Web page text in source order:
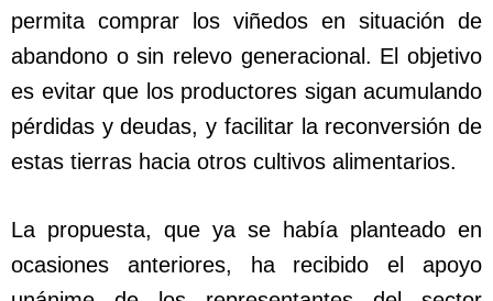
permita comprar los viñedos en situación de
abandono o sin relevo generacional. El objetivo
es evitar que los productores sigan acumulando
pérdidas y deudas, y facilitar la reconversión de
estas tierras hacia otros cultivos alimentarios.
La propuesta, que ya se había planteado en
ocasiones anteriores, ha recibido el apoyo